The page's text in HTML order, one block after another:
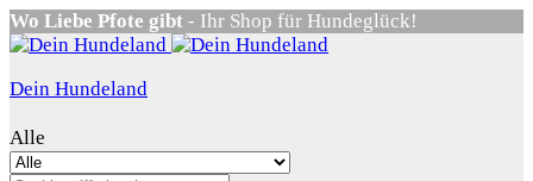
Wo Liebe Pfote gibt - Ihr Shop für Hundeglück!
Dein Hundeland
Alle